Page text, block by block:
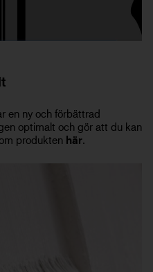
en ny och förbättrad
optimalt och gör att du kan
produkten här.